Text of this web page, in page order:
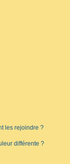
les rejoindre ?
différente ?